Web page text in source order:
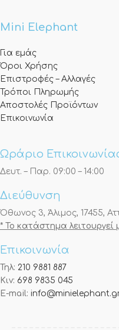
Mini Elephant
Για εμάς
Όροι Χρήσης
Επιστροφές – Αλλαγές
Τρόποι Πληρωμής
Αποστολές Προϊόντων
Επικοινωνία
Ωράριο
Δευτ. – Παρ. 09:00 – 14:00
Διεύθυνση
Όθωνος 3, Άλιμος, 17455,
* Το κατάστημα λειτουργεί
Επικοινωνία
Τηλ: 210 9881 887
Κιν: 698 9835 045
E-mail: